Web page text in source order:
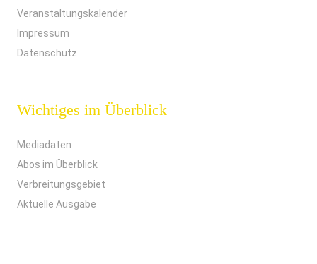
Veranstaltungskalender
Impressum
Datenschutz
Wichtiges im Überblick
Mediadaten
Abos im Überblick
Verbreitungsgebiet
Aktuelle Ausgabe